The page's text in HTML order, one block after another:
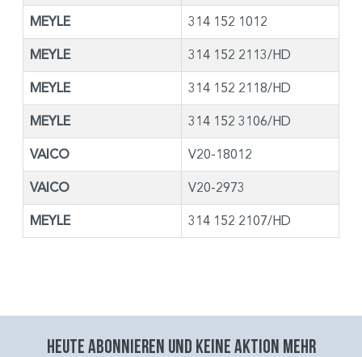
MEYLE 314 152 1012
MEYLE 314 152 2113/HD
MEYLE 314 152 2118/HD
MEYLE 314 152 3106/HD
VAICO V20-18012
VAICO V20-2973
MEYLE 314 152 2107/HD
Heute abonnieren und keine aktion mehr